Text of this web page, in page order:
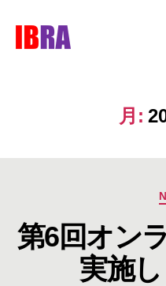
月:
第6回オン
実施し